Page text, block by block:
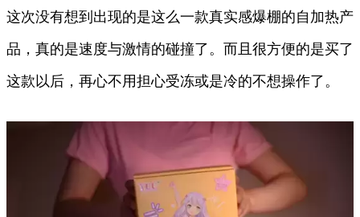
这次没有想到出现的是这么一款真实感爆棚的自加热产
品，真的是速度与激情的碰撞了。而且很方便的是买了
这款以后，再心不用担心受冻或是冷的不想操作了。